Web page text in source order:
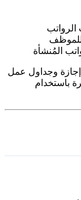
المُنشأة
وجداول عمل